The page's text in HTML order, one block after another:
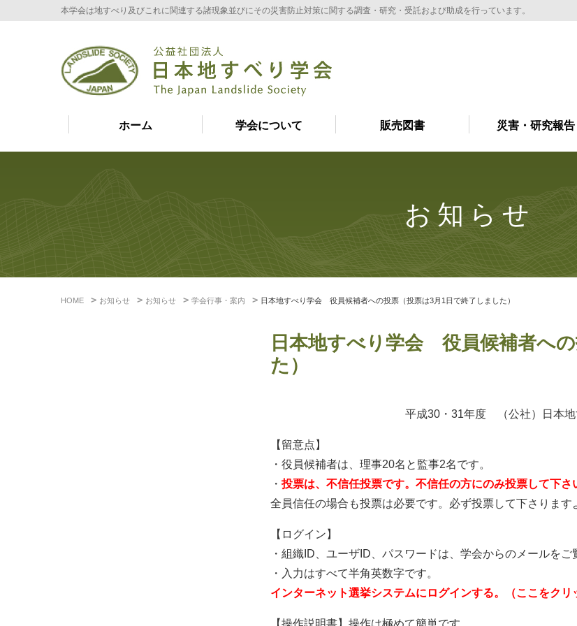
本学会は地すべり及びこれに関連する諸現象並びにその災害防止対策に関する調査・研究・受託および助成を行っています。
ホーム 学会について 販売図書 災害・研究報告
お知らせ
HOME お知らせ お知らせ 学会行事・案内 日本地すべり学会 役員候補者への投票（投票は3月1日で終了しました）
日本地すべり学会 役員候補者へ
た）
平成30・31年度 （公社）日本
【留意点】
・役員候補者は、理事20名と監事2名です。
・投票は、不信任投票です。不信任の方にのみ投票して下さ
全員信任の場合も投票は必要です。必ず投票して下さります
【ログイン】
・組織ID、ユーザID、パスワードは、学会からのメールをご
・入力はすべて半角英数字です。
インターネット選挙システムにログインする。（ここをクリ
【操作説明書】操作は極めて簡単です。